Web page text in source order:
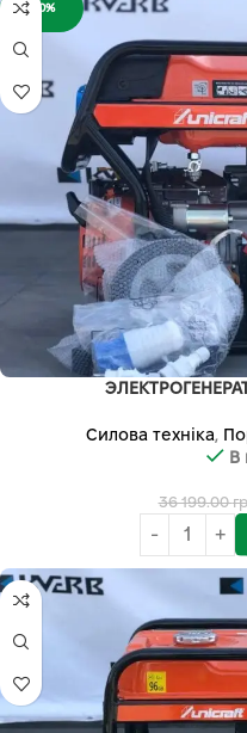
-10%
Силова техніка,
В
36 199.00